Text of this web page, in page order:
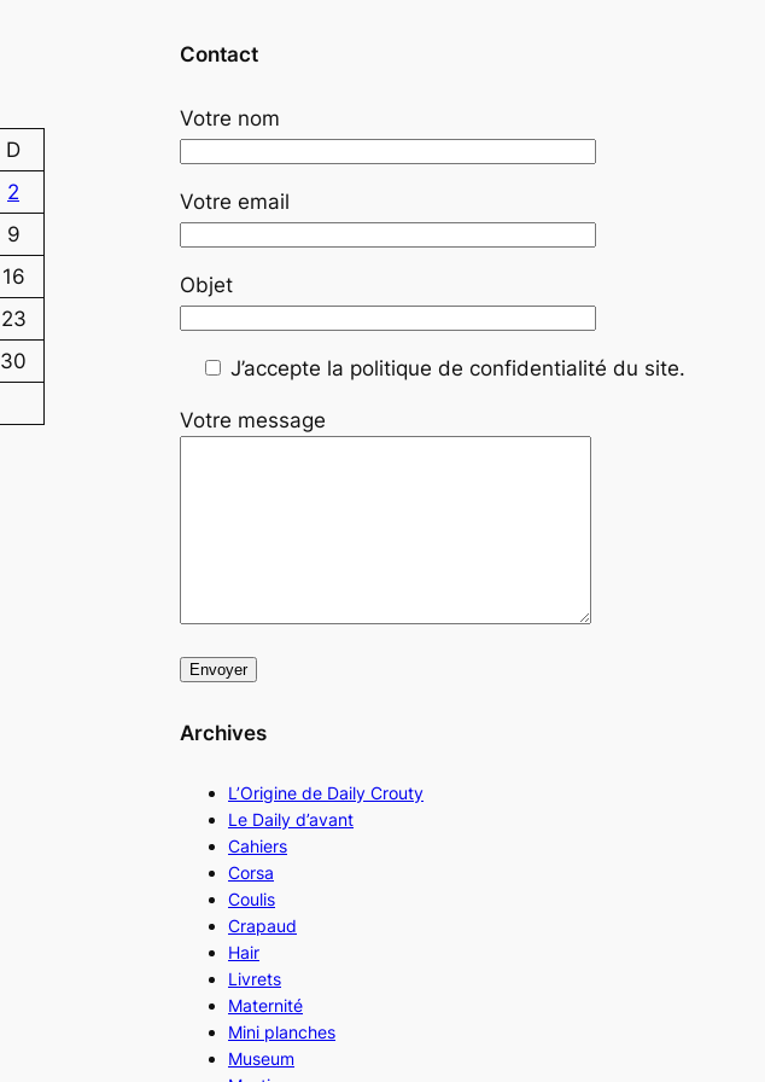
D
2
9
16
23
30
Contact
Votre nom
Votre email
Objet
J’accepte la politique de confidentialité du site.
Votre message
Archives
L’Origine de Daily Crouty
Le Daily d’avant
Cahiers
Corsa
Coulis
Crapaud
Hair
Livrets
Maternité
Mini planches
Museum